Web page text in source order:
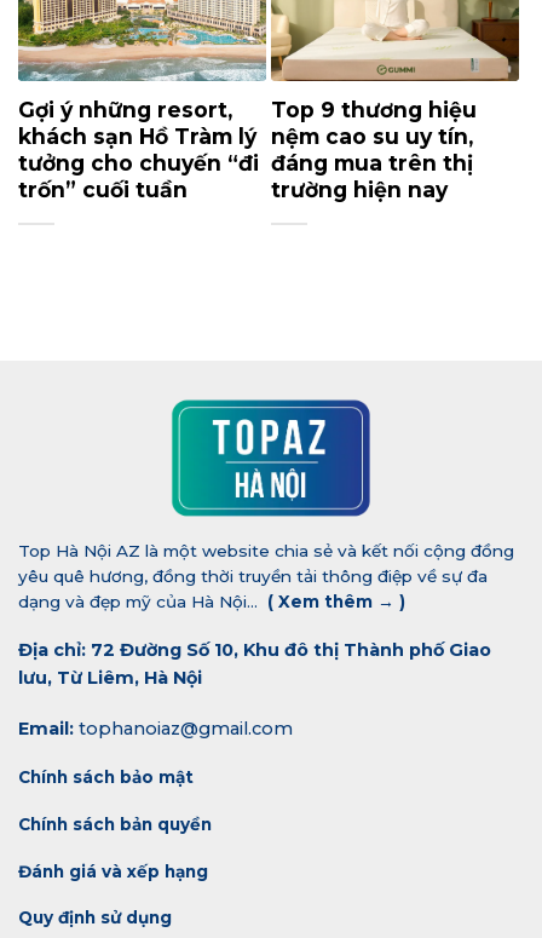
Gợi ý những resort,
khách sạn Hồ Tràm lý
tưởng cho chuyến “đi
trốn” cuối tuần
Top 9 thương hiệu
nệm cao su uy tín,
đáng mua trên thị
trường hiện nay
Top Hà Nội AZ là một website chia sẻ và kết nối cộng đồng
yêu quê hương, đồng thời truyền tải thông điệp về sự đa
dạng và đẹp mỹ của Hà Nội... ( Xem thêm → )
Địa chỉ: 72 Đường Số 10, Khu đô thị Thành phố Giao
lưu, Từ Liêm, Hà Nội
Email: tophanoiaz@gmail.com
Chính sách bảo mật
Chính sách bản quyền
Đánh giá và xếp hạng
Quy định sử dụng